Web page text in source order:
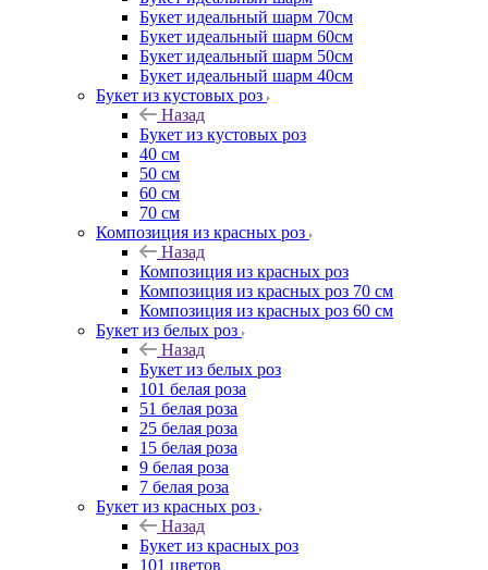
Букет идеальный шарм 70см
Букет идеальный шарм 60см
Букет идеальный шарм 50см
Букет идеальный шарм 40см
Букет из кустовых роз
Назад
Букет из кустовых роз
40 см
50 см
60 см
70 см
Композиция из красных роз
Назад
Композиция из красных роз
Композиция из красных роз 70 см
Композиция из красных роз 60 см
Букет из белых роз
Назад
Букет из белых роз
101 белая роза
51 белая роза
25 белая роза
15 белая роза
9 белая роза
7 белая роза
Букет из красных роз
Назад
Букет из красных роз
101 цветов